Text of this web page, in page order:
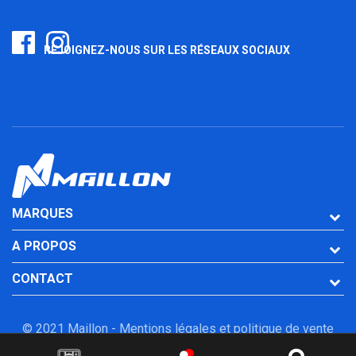
REJOIGNEZ-NOUS SUR LES RÉSEAUX SOCIAUX
MARQUES
A PROPOS
CONTACT
© 2021 Maillon - Mentions légales et politique de vente